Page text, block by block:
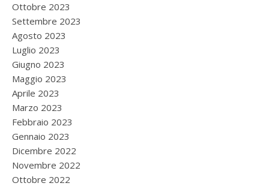
Ottobre 2023
Settembre 2023
Agosto 2023
Luglio 2023
Giugno 2023
Maggio 2023
Aprile 2023
Marzo 2023
Febbraio 2023
Gennaio 2023
Dicembre 2022
Novembre 2022
Ottobre 2022